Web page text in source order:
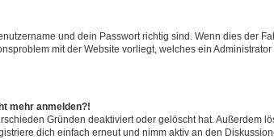
und dein Passwort richtig sind. Wenn dies der
mit der Website vorliegt, welches ein Administrator
mehr anmelden?!
Gründen deaktiviert oder gelöscht hat. Außerdem
dich einfach erneut und nimm aktiv an den